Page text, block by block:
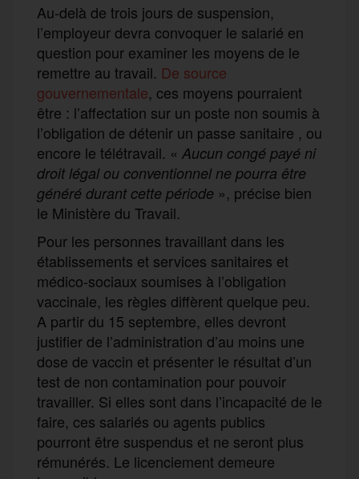
Au-delà de trois jours de suspension,
l’employeur devra convoquer le salarié en
question pour examiner les moyens de le
remettre au travail. De source
gouvernementale, ces moyens pourraient
être : l’affectation sur un poste non soumis à
l’obligation de détenir un passe sanitaire , ou
encore le télétravail. « Aucun congé payé ni
droit légal ou conventionnel ne pourra être
généré durant cette période », précise bien
le Ministère du Travail.
Pour les personnes travaillant dans les
établissements et services sanitaires et
médico‑sociaux soumises à l’obligation
vaccinale, les règles diffèrent quelque peu.
A partir du 15 septembre, elles devront
justifier de l’administration d’au moins une
dose de vaccin et présenter le résultat d’un
test de non contamination pour pouvoir
travailler. Si elles sont dans l’incapacité de le
faire, ces salariés ou agents publics
pourront être suspendus et ne seront plus
rémunérés. Le licenciement demeure